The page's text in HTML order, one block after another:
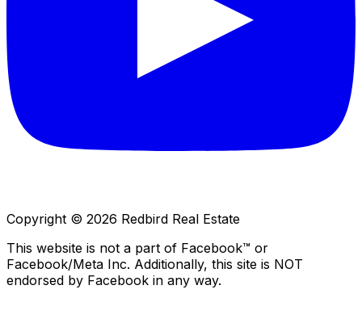
Copyright © 2026 Redbird Real Estate
This website is not a part of Facebook™ or
Facebook/Meta Inc. Additionally, this site is NOT
endorsed by Facebook in any way.